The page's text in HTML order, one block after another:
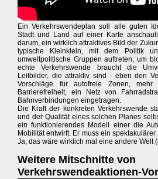
Ein Verkehrswendeplan soll alle guten
Stadt und Land auf einer Karte
darum, ein wirklich attraktives Bild der
typische Kleinklein, mit dem Politik
umweltpolitische Gruppen auftreten, um
echte Verkehrswende braucht die
Leitbilder, die attraktiv sind - eben den
Vorschläge für autofreie Zonen, mehr
Barrierefreiheit, ein Netz von
Bahnverbindungen eingetragen.
Die Kraft der konkreten Verkehrswende
und der Qualität eines solchen Planes
ein funktionierendes Modell einer die
Mobilität entwirft. Er muss ein
Ja, das wäre wirklich mal eine andere Welt
Weitere Mitschnitte von
Verkehrswendeaktionen-